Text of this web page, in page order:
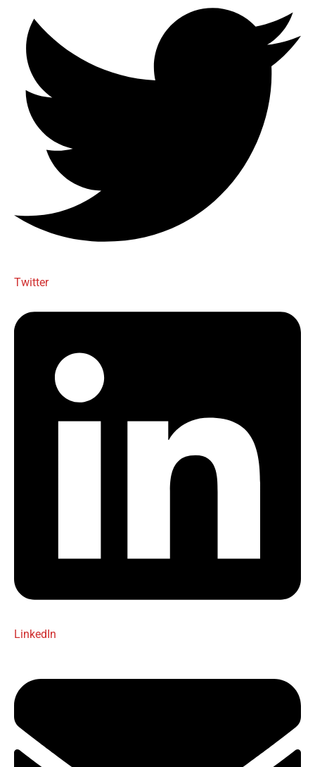
Twitter
LinkedIn